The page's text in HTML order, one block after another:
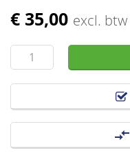
€ 35,00 excl. btw
Ga
het
begin
van